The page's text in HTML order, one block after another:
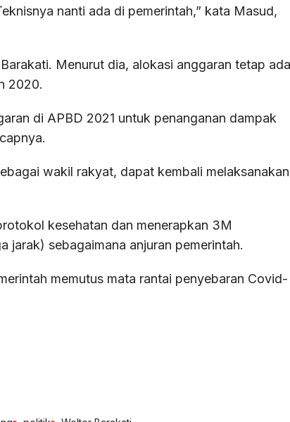
nanti ada di pemerintah,” kata Masud,
Menurut dia, alokasi anggaran tetap ada
2020.
di APBD 2021 untuk penanganan dampak
wakil rakyat, dapat kembali melaksanakan
kesehatan dan menerapkan 3M
jarak) sebagaimana anjuran pemerintah.
memutus mata rantai penyebaran Covid-